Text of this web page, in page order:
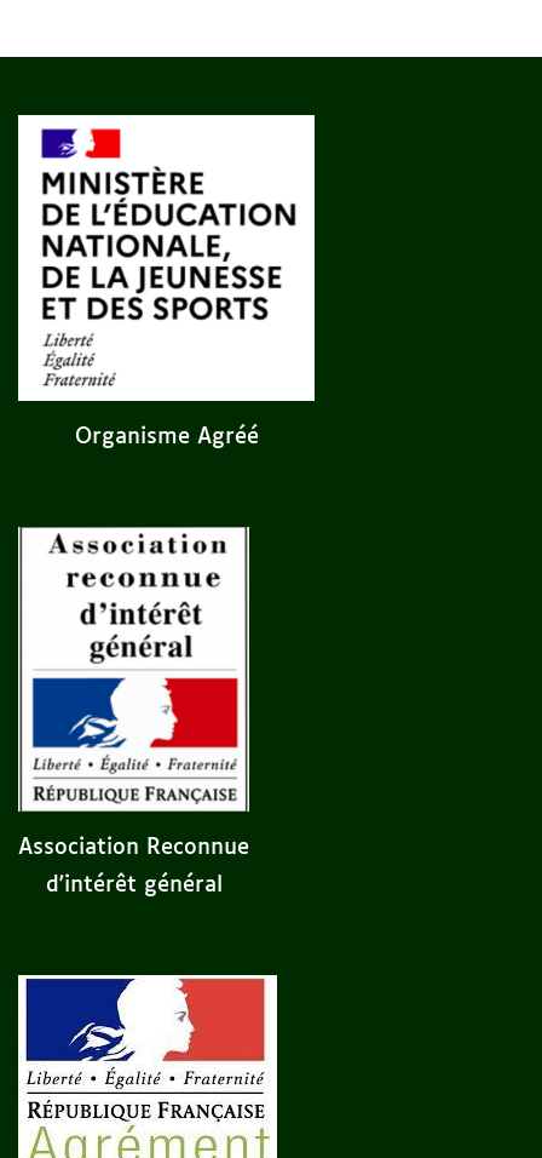
Organisme Agréé
Association Reconnue
d'intérêt général